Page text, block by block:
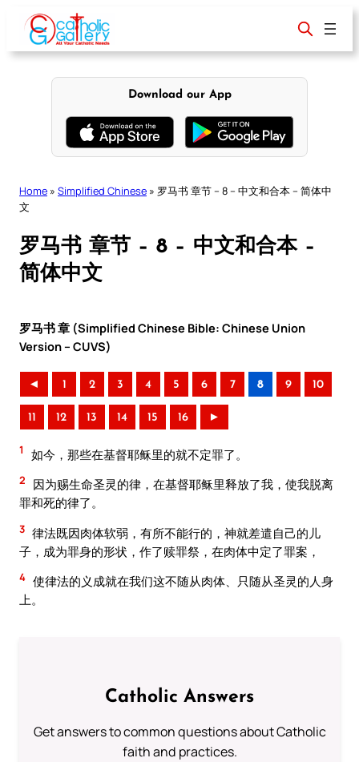
content
Download our App
Home » Simplified Chinese » 罗马书 章节 – 8 – 中文和合本 – 简体中
文
罗马书 章节 – 8 – 中文和合本 –
简体中文
罗马书 章 (Simplified Chinese Bible: Chinese Union
Version – CUVS)
◄ 1 2 3 4 5 6 7 8 9 10
11 12 13 14 15 16 ►
1 如今，那些在基督耶稣里的就不定罪了。
2
因为赐生命圣灵的律，在基督耶稣里释放了我，使我脱离
罪和死的律了。
3 律法既因肉体软弱，有所不能行的，神就差遣自己的儿
子，成为罪身的形状，作了赎罪祭，在肉体中定了罪案，
4 使律法的义成就在我们这不随从肉体、只随从圣灵的人身
上。
Catholic Answers
Get answers to common questions about Catholic
faith and practices.